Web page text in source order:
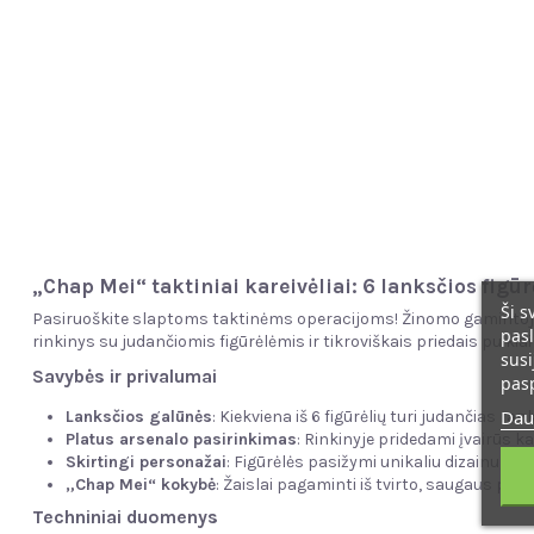
„Chap Mei“ taktiniai kareivėliai: 6 lanksčios
Pasiruoškite slaptoms taktinėms operacijoms! Žinomo
rinkinys su judančiomis figūrėlėmis ir tikroviškais priedais
Savybės ir privalumai
Lanksčios galūnės: Kiekviena iš 6 figūrėlių turi judančias
Platus arsenalo pasirinkimas: Rinkinyje pridedami įvairūs
Skirtingi personažai: Figūrėlės pasižymi unikaliu dizainu,
„Chap Mei“ kokybė: Žaislai pagaminti iš tvirto, saugaus
Techniniai duomenys
Ši